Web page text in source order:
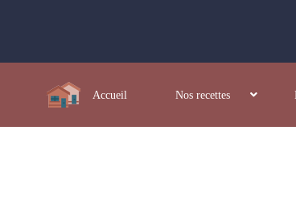
Accueil Nos recettes